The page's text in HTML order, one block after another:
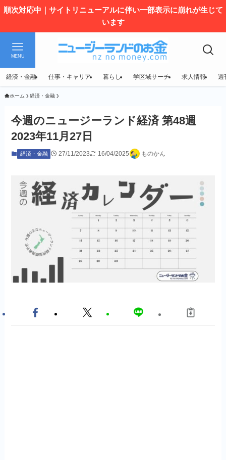
順次対応中｜サイトリニューアルに伴い一部表示に崩れが生じて
います
MENU
経済・金融 仕事・キャリア 暮らし 学区域サーチ 求人情報 週
ホーム 経済・金融
今週のニュージーランド経済 第48週
2023年11月27日
経済・金融 27/11/2023 16/04/2025 ものかん